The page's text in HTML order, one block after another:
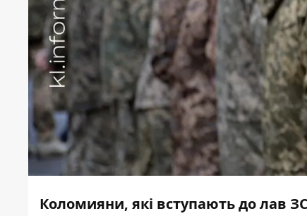
Коломияни, які вступають до лав